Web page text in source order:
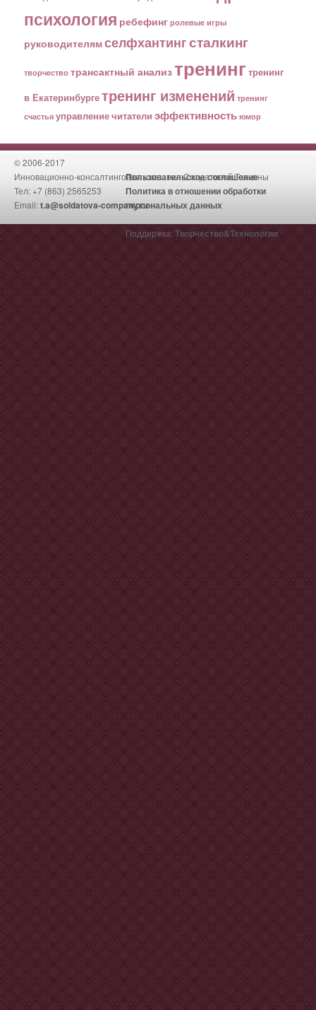
психология ребефинг ролевые игры
руководителямселфхантингсталкинг
творчество трансактный анализтренинг тренинг
в Екатеринбургетренинг изменений тренинг
счастья управлениечитатели эффективность юмор
© 2006-2017
Инновационно-консалтинговая компания Солдатовой Татьяны
Тел: +7 (863) 2565253
Email:t.a@soldatova-company.ru
Пользовательское соглашение
Политика в отношении обработки
персональных данных
Поддержка: Творчество&Технологии